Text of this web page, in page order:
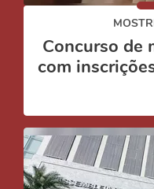
Concurso de
com